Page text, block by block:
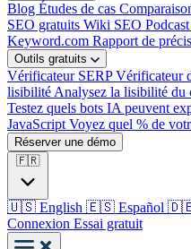
Blog Études de cas
SEO gratuits Wiki SEO
Keyword.com Rapport de
Outils gratuits
Vérificateur SERPVérificateur
lisibilité Analysez la lisibilité du
Testez quels bots IA peuvent
JavaScript Voyez quel % de
Réserver une démo
🇫🇷
🇺🇸 English 🇪🇸 Español
Connexion Essai gratuit